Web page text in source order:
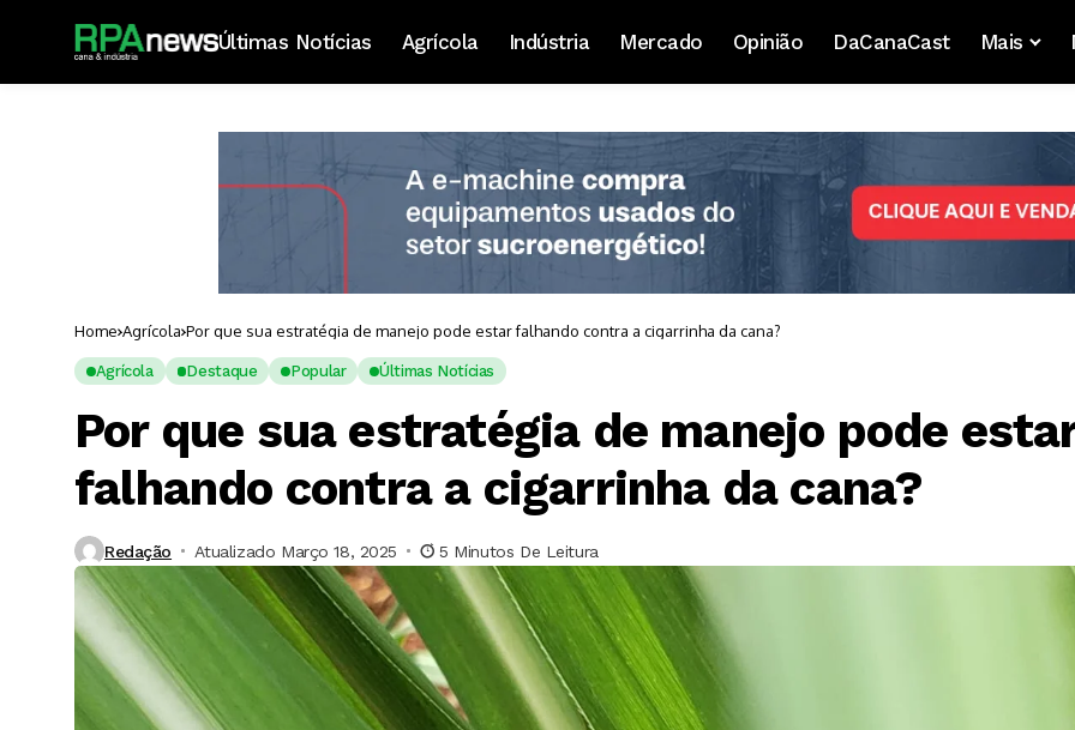
Últimas Notícias Agrícola Indústria Mercado Opinião DaCanaCast Mais
Home Agrícola Por que sua estratégia de manejo pode estar falhando contra a cigarrinha da cana?
Agrícola Destaque Popular Últimas Notícias
Por que sua estratégia de manejo pode
falhando contra a cigarrinha da cana?
Redação Atualizado Março 18, 2025 5 Minutos De Leitura